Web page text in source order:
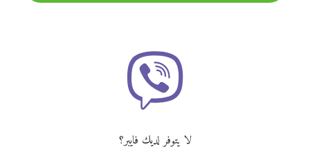
لا يتوفر لديك فايبر؟